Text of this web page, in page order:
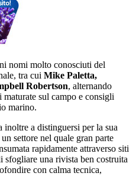
nomi molto conosciuti del
tra cui Mike Paletta,
Robertson, alternando
maturate sul campo e consigli
marino.
inoltre a distinguersi per la sua
settore nel quale gran parte
rapidamente attraverso siti
una rivista ben costruita
con calma tecnica,